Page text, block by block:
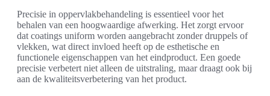
Precisie in oppervlakbehandeling is essentieel voor het
behalen van een hoogwaardige afwerking. Het zorgt ervoor
dat coatings uniform worden aangebracht zonder druppels of
vlekken, wat direct invloed heeft op de esthetische en
functionele eigenschappen van het eindproduct. Een goede
precisie verbetert niet alleen de uitstraling, maar draagt ook bij
aan de kwaliteitsverbetering van het product.